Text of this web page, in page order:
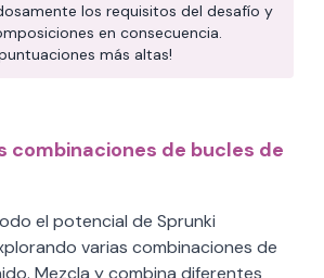
los requisitos del desafío y
en consecuencia.
más altas!
combinaciones de bucles de
el potencial de Sprunki
varias combinaciones de
Mezcla y combina diferentes